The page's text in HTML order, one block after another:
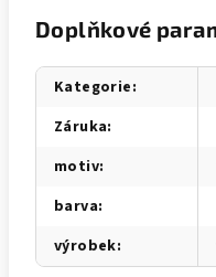
Doplňkové
Kategorie:
Záruka:
motiv:
barva:
výrobek: